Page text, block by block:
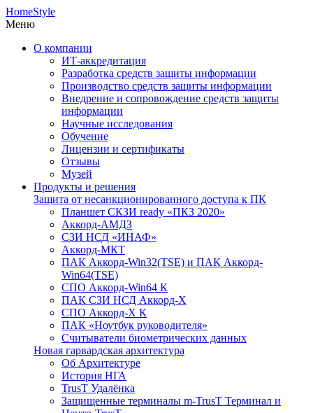
HomeStyle
Меню
О компании
ИТ-аккредитация
Разработка средств защиты информации
Производство средств защиты информации
Внедрение и сопровождение средств защиты
информации
Научные исследования
Обучение
Лицензии и сертификаты
Отзывы
Музей
Продукты и решения
Защита от несанкционированного доступа к ПК
Планшет СКЗИ ready «ПКЗ 2020»
Аккорд-АМДЗ
СЗИ НСД «ИНАФ»
Аккорд-МКТ
ПАК Аккорд-Win32(TSE) и ПАК Аккорд-
Win64(TSE)
СПО Аккорд-Win64 К
ПАК СЗИ НСД Аккорд-X
СПО Аккорд-X К
ПАК «Ноутбук руководителя»
Cчитыватели биометрических данных
Новая гарвардская архитектура
Об Архитектуре
История НГА
TrusT Удалёнка
Защищенные терминалы m-TrusT Терминал и